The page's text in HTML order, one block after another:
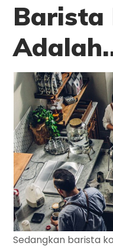
Barista
Sedangkan barista